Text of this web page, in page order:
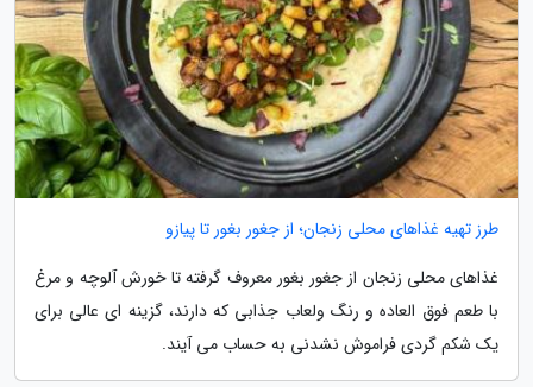
طرز تهیه غذاهای محلی زنجان؛ از جغور بغور تا پیازو
غذاهای محلی زنجان از جغور بغور معروف گرفته تا خورش آلوچه و مرغ
با طعم فوق العاده و رنگ ولعاب جذابی که دارند، گزینه ای عالی برای
یک شکم گردی فراموش نشدنی به حساب می آیند.